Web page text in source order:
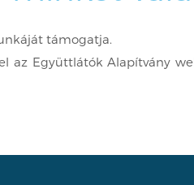
támogatja.
az Együttlátók Alapítvány